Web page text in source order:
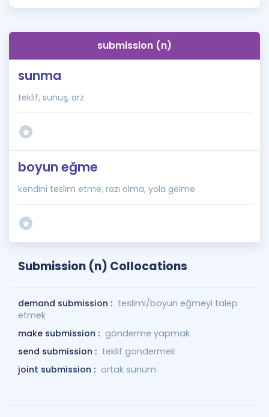
İngilizce Gramersubmission (n)
sunma
teklif, sunuş, arz
boyun eğme
kendini teslim etme, razı olma, yola gelme
Submission (n) Collocations
demand submission : teslimi/boyun eğmeyi talep
etmek
make submission : gönderme yapmak
send submission : teklif göndermek
joint submission : ortak sunum